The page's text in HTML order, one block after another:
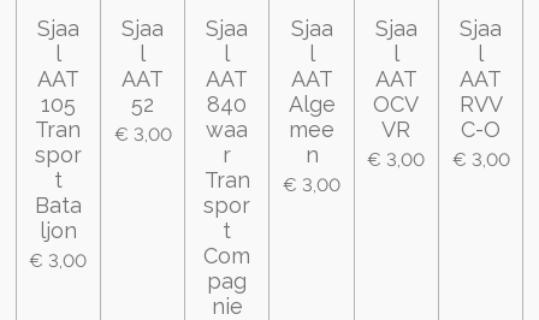
Sjaa
l
AAT
105
Tran
spor
t
Bata
ljon
€ 3,00
Sjaa
l
AAT
52
€ 3,00
Sjaa
l
AAT
840
waa
r
Tran
spor
t
Com
pag
nie
Sjaa
l
AAT
Alge
mee
n
€ 3,00
Sjaa
l
AAT
OCV
VR
€ 3,00
Sjaa
l
AAT
RVV
C-O
€ 3,00